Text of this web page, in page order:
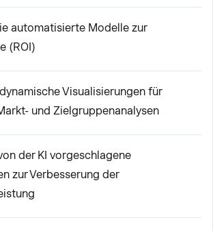
automatisierte Modelle zur
(ROI)
Visualisierungen für
und Zielgruppenanalysen
der KI vorgeschlagene
zur Verbesserung der